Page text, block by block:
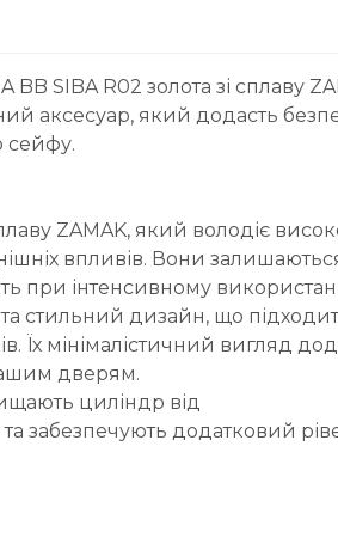
SIBA R02 золота зі сплаву
аксесуар, який додасть
сейфу.
ZAMAK, який володіє
впливів. Вони
при інтенсивному
стильний дизайн, що
Їх мінімалістичний вигляд
дверям.
циліндр від
забезпечують додатковий